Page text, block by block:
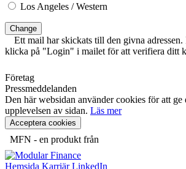
Los Angeles / Western
Change
Ett mail har skickats till den givna
klicka på "Login" i mailet för att verifiera ditt
Företag
Pressmeddelanden
Den här websidan använder cookies för att ge
upplevelsen av sidan. Läs mer
Acceptera cookies
MFN - en produkt från
Hemsida Karriär LinkedIn